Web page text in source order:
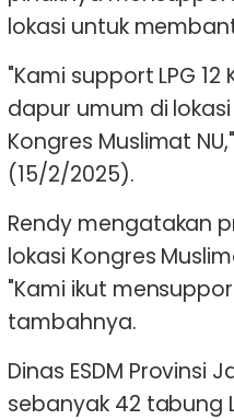
lokasi untuk
"Kami support LPG
dapur umum di
Kongres Muslimat
(15/2/2025).
Rendy mengatakan
lokasi Kongres
"Kami ikut
tambahnya.
Dinas ESDM Provinsi
sebanyak 42 tabung